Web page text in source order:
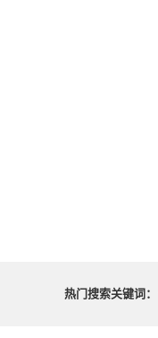
热门搜索关键词：